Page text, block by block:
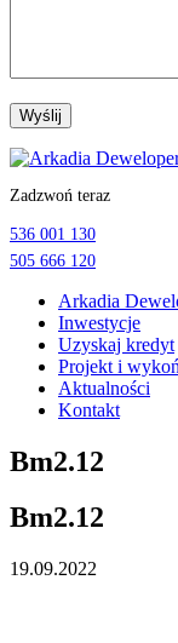
Przejdź
treści
Zadzwoń teraz
536 001 130
505 666 120
Arkadia
Inwestycje
Uzyskaj kredyt
Projekt i
Aktualności
Kontakt
Bm2.12
Bm2.12
19.09.2022